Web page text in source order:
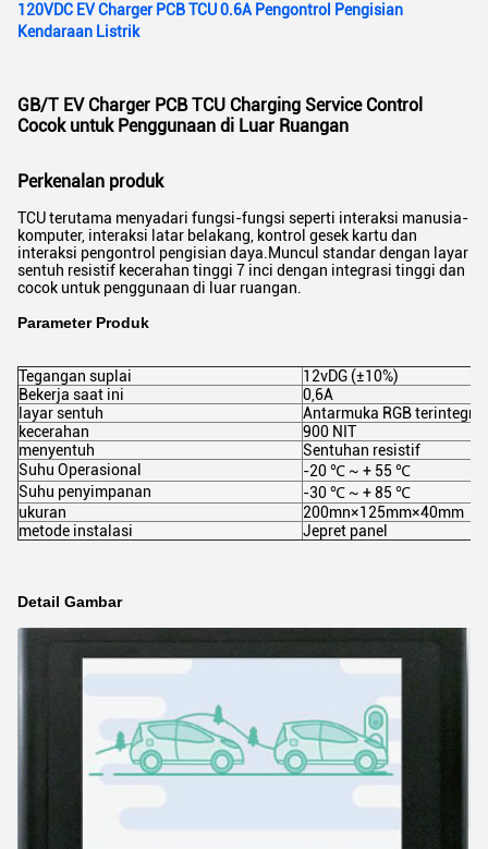
120VDC EV Charger PCB TCU 0.6A Pengontrol Pengisian
Kendaraan Listrik
GB/T EV Charger PCB TCU Charging Service Control
Cocok untuk Penggunaan di Luar Ruangan
Perkenalan produk
TCU terutama menyadari fungsi-fungsi seperti interaksi manusia-
komputer, interaksi latar belakang, kontrol gesek kartu dan
interaksi pengontrol pengisian daya.Muncul standar dengan layar
sentuh resistif kecerahan tinggi 7 inci dengan integrasi tinggi dan
cocok untuk penggunaan di luar ruangan.
Parameter Produk
Tegangan suplai
12vDG (±10%)
Bekerja saat ini
0,6A
layar sentuh
Antarmuka RGB
kecerahan
900 NIT
menyentuh
Sentuhan resistif
Suhu Operasional
-20 ℃ ~ + 55 ℃
Suhu penyimpanan
-30 ℃ ~ + 85 ℃
ukuran
200mn×125mm×40mm
metode instalasi
Jepret panel
Detail Gambar